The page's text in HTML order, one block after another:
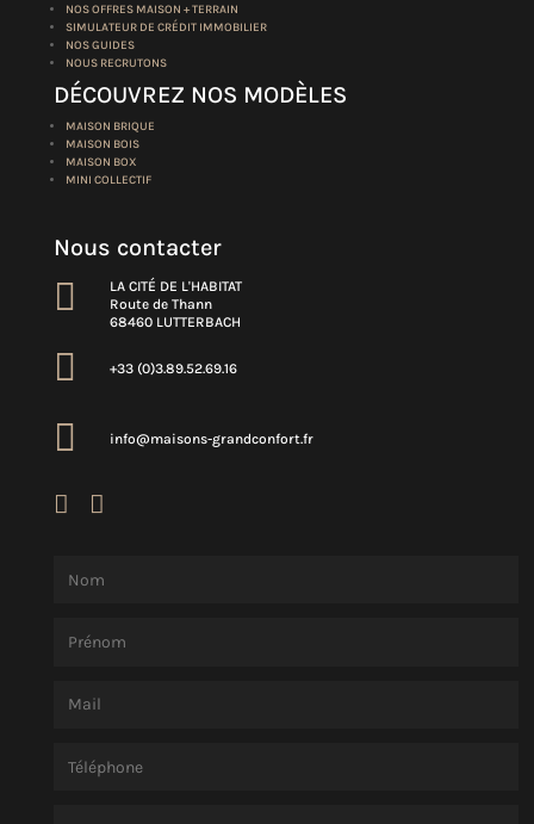
NOS OFFRES MAISON + TERRAIN
SIMULATEUR DE CRÉDIT IMMOBILIER
NOS GUIDES
NOUS RECRUTONS
DÉCOUVREZ NOS MODÈLES
MAISON BRIQUE
MAISON BOIS
MAISON BOX
MINI COLLECTIF
Nous contacter

LA CITÉ DE L'HABITAT
Route de Thann
68460 LUTTERBACH
 +33 (0)3.89.52.69.16
 info@maisons-grandconfort.fr
 